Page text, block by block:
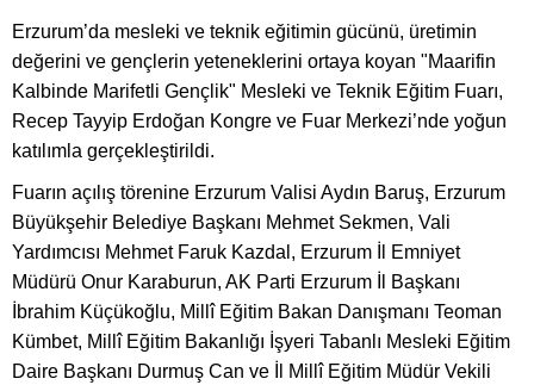
Erzurum’da mesleki ve teknik eğitimin gücünü, üretimin
değerini ve gençlerin yeteneklerini ortaya koyan "Maarifin
Kalbinde Marifetli Gençlik" Mesleki ve Teknik Eğitim Fuarı,
Recep Tayyip Erdoğan Kongre ve Fuar Merkezi’nde yoğun
katılımla gerçekleştirildi.
Fuarın açılış törenine Erzurum Valisi Aydın Baruş, Erzurum
Büyükşehir Belediye Başkanı Mehmet Sekmen, Vali
Yardımcısı Mehmet Faruk Kazdal, Erzurum İl Emniyet
Müdürü Onur Karaburun, AK Parti Erzurum İl Başkanı
İbrahim Küçükoğlu, Millî Eğitim Bakan Danışmanı Teoman
Kümbet, Millî Eğitim Bakanlığı İşyeri Tabanlı Mesleki Eğitim
Daire Başkanı Durmuş Can ve İl Millî Eğitim Müdür Vekili